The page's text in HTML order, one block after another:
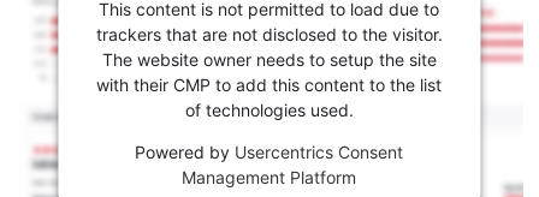
This content is not permitted to load due to
trackers that are not disclosed to the visitor.
The website owner needs to setup the site
with their CMP to add this content to the list
of technologies used.
Powered by Usercentrics Consent
Management Platform